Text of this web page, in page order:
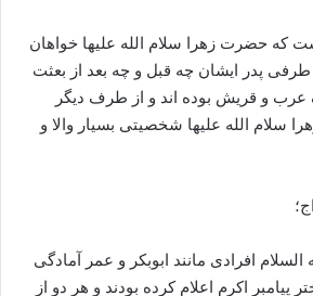
که حضرت زهرا سلام الله علیها خواهان
طرفی پدر ایشان چه قبل و چه بعد از بعثت
و قریش بوده اند و از طرف دیگر
الله علیها شخصیتی بسیار والا و
افرادی مانند ابوبکر و عمر آمادگی
پیامبر اکرم اعلام کرده بودند و هر دو از